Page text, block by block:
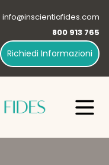
info@inscientiafides.com
800 913 765
Richiedi Informazioni